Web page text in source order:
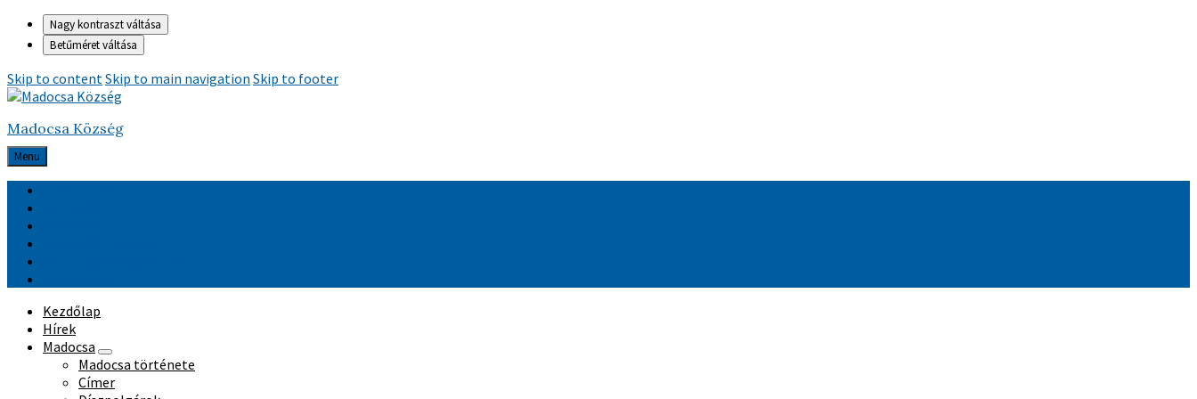
Nagy kontraszt váltása
Betűméret váltása
Skip to contentSkip to main navigation Skip to footer
Madocsa Község
Menu
Kezdőlap
Hírek
Madocsa
Madocsa története
Címer